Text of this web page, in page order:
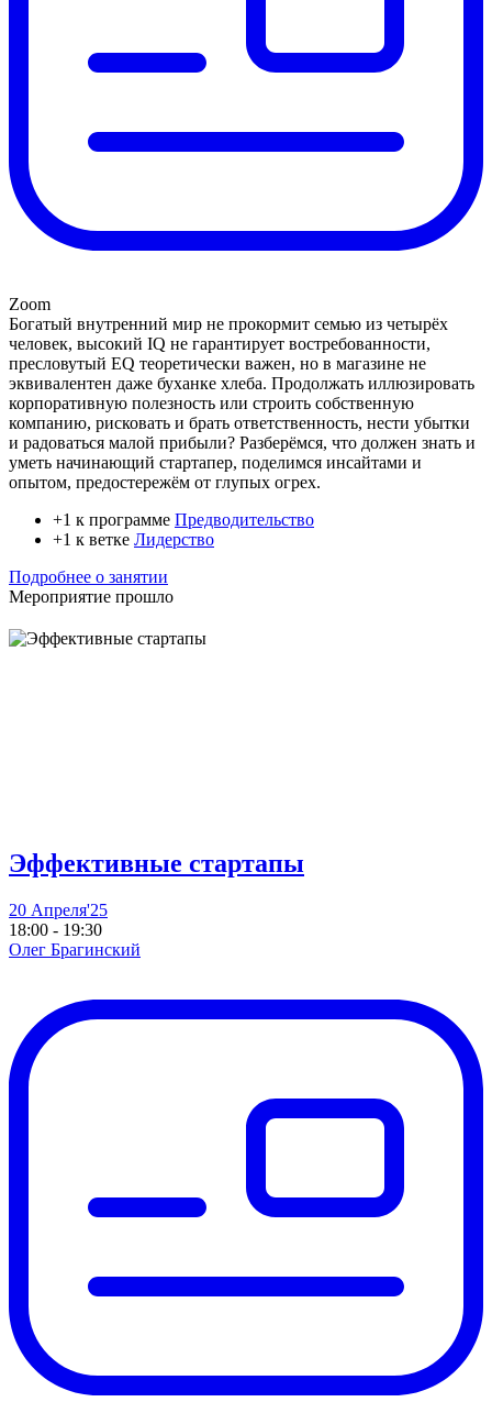
Zoom
Богатый внутренний мир не прокормит семью из четырёх
человек, высокий IQ не гарантирует востребованности,
пресловутый EQ теоретически важен, но в магазине не
эквивалентен даже буханке хлеба. Продолжать иллюзировать
корпоративную полезность или строить собственную
компанию, рисковать и брать ответственность, нести убытки
и радоваться малой прибыли? Разберёмся, что должен знать и
уметь начинающий стартапер, поделимся инсайтами и
опытом, предостережём от глупых огрех.
+1 к программе Предводительство
+1 к ветке Лидерство
Подробнее о занятии
Мероприятие прошло
Эффективные стартапы
20 Апреля'25
18:00 - 19:30
Олег Брагинский